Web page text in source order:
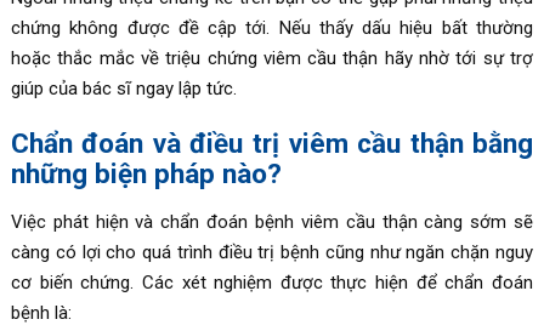
chứng không được đề cập tới. Nếu thấy dấu hiệu bất thường
hoặc thắc mắc về triệu chứng viêm cầu thận hãy nhờ tới sự trợ
giúp của bác sĩ ngay lập tức.
Chẩn đoán và điều trị viêm cầu thận bằng
những biện pháp nào?
Việc phát hiện và chẩn đoán bệnh viêm cầu thận càng sớm sẽ
càng có lợi cho quá trình điều trị bệnh cũng như ngăn chặn nguy
cơ biến chứng. Các xét nghiệm được thực hiện để chẩn đoán
bệnh là: